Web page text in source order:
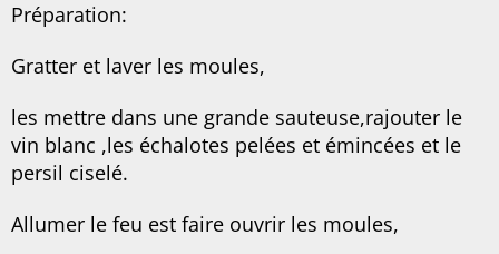
Préparation:
Gratter et laver les moules,
les mettre dans une grande sauteuse,rajouter le
vin blanc ,les échalotes pelées et émincées et le
persil ciselé.
Allumer le feu est faire ouvrir les moules,